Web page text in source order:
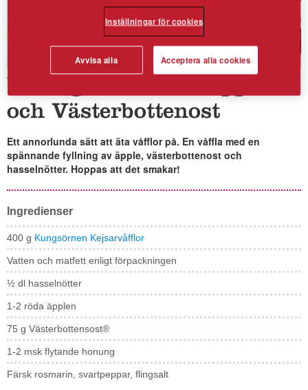
Våffelgömma med äpple
och Västerbottenost
Ett annorlunda sätt att äta våfflor på. En våffla med en
spännande fyllning av äpple, västerbottenost och
hasselnötter. Hoppas att det smakar!
Ingredienser
400 g Kungsörnen Kejsarvåfflor
Vatten och matfett enligt förpackningen
½ dl hasselnötter
1-2 röda äpplen
75 g Västerbottensost®
1-2 msk flytande honung
Färsk rosmarin, svartpeppar, flingsalt
Inställningar för cookies
Avvisa alla Acceptera alla cookies